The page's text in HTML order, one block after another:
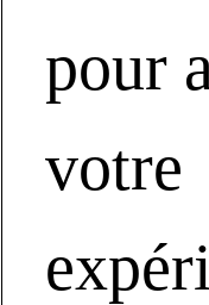
Sustainable
Creating a Healthy
Sustainable
pour
votre